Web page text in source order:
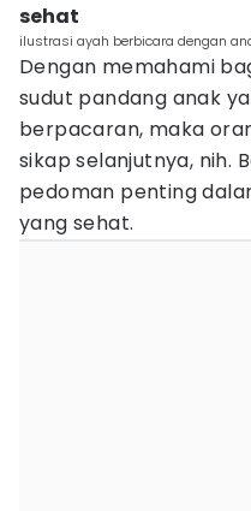
sehat
ilustrasi ayah berbicara dengan
Dengan memahami
sudut pandang anak
berpacaran, maka
sikap selanjutnya, nih.
pedoman penting
yang sehat.